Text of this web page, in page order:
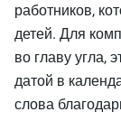
работников,
детей. Для
во главу угла,
датой в
слова